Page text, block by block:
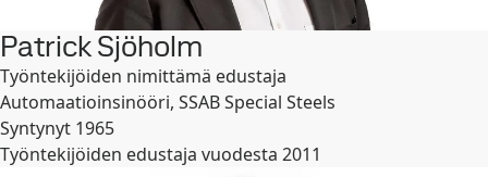
Patrick Sjöholm
Työntekijöiden nimittämä edustaja
Automaatioinsinööri, SSAB Special Steels
Syntynyt 1965
Työntekijöiden edustaja vuodesta 2011